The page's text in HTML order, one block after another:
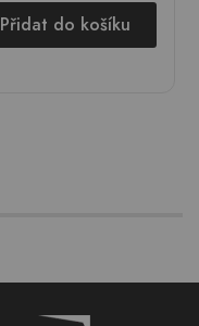
Přidat do košíku